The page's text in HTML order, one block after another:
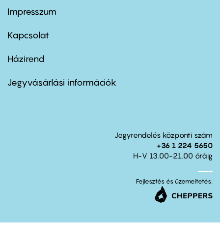
Footer
first
Impresszum
Kapcsolat
Footer
second
Házirend
Jegyvásárlási információk
Jegyrendelés központi szám
+36 1 224 5650
H-V 13.00-21.00 óráig
Fejlesztés és üzemeltetés: